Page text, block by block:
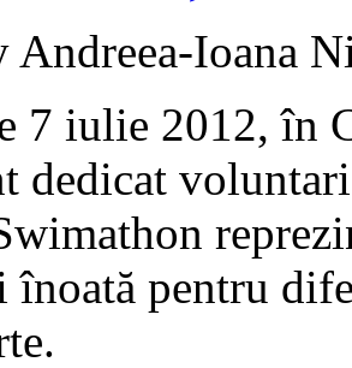
Andreea-Ioana
7 iulie 2012, în
dedicat
pentru